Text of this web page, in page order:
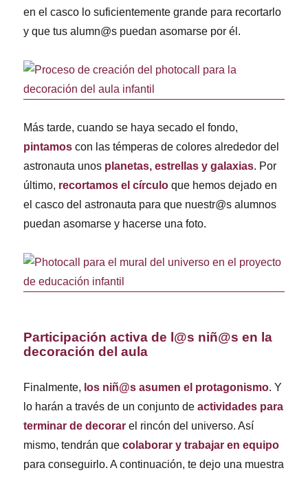
en el casco lo suficientemente grande para recortarlo
y que tus alumn@s puedan asomarse por él.
Más tarde, cuando se haya secado el fondo,
pintamos con las témperas de colores alrededor del
astronauta unos planetas, estrellas y galaxias. Por
último, recortamos el círculo que hemos dejado en
el casco del astronauta para que nuestr@s alumnos
puedan asomarse y hacerse una foto.
Participación activa de l@s niñ@s en la
decoración del aula
Finalmente, los niñ@s asumen el protagonismo. Y
lo harán a través de un conjunto deactividades para
terminar de decorar el rincón del universo. Así
mismo, tendrán quecolaborar y trabajar en equipo
para conseguirlo. A continuación, te dejo una muestra